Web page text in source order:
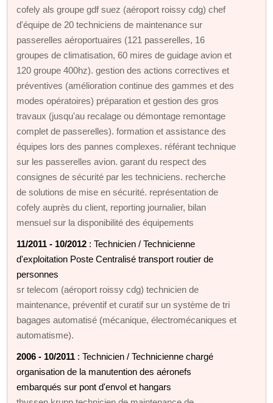
cofely als groupe gdf suez (aéroport roissy cdg) chef
d'équipe de 20 techniciens de maintenance sur
passerelles aéroportuaires (121 passerelles, 16
groupes de climatisation, 60 mires de guidage avion et
120 groupe 400hz). gestion des actions correctives et
préventives (amélioration continue des gammes et des
modes opératoires) préparation et gestion des gros
travaux (jusqu'au recalage ou démontage remontage
complet de passerelles). formation et assistance des
équipes lors des pannes complexes. référant technique
sur les passerelles avion. garant du respect des
consignes de sécurité par les techniciens. recherche
de solutions de mise en sécurité. représentation de
cofely auprès du client, reporting journalier, bilan
mensuel sur la disponibilité des équipements
11/2011 - 10/2012 : Technicien / Technicienne
d'exploitation Poste Centralisé transport routier de
personnes
sr telecom (aéroport roissy cdg) technicien de
maintenance, préventif et curatif sur un système de tri
bagages automatisé (mécanique, électromécaniques et
automatisme).
2006 - 10/2011 : Technicien / Technicienne chargé
organisation de la manutention des aéronefs
embarqués sur pont d'envol et hangars